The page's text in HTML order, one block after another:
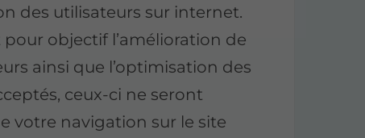
des utilisateurs sur internet.
objectif l’amélioration de
ainsi que l’optimisation des
ceux-ci ne seront
votre navigation sur le site